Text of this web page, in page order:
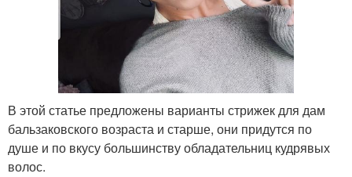
В этой статье предложены варианты стрижек для дам
бальзаковского возраста и старше, они придутся по
душе и по вкусу большинству обладательниц кудрявых
волос.